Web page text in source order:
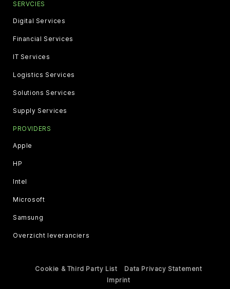
SERVCIES
Digital Services
Financial Services
IT Services
Logistics Services
Solutions Services
Supply Services
PROVIDERS
Apple
HP
Intel
Microsoft
Samsung
Overzicht leveranciers
Cookie & Third Party List
Data Privacy Statement
Imprint